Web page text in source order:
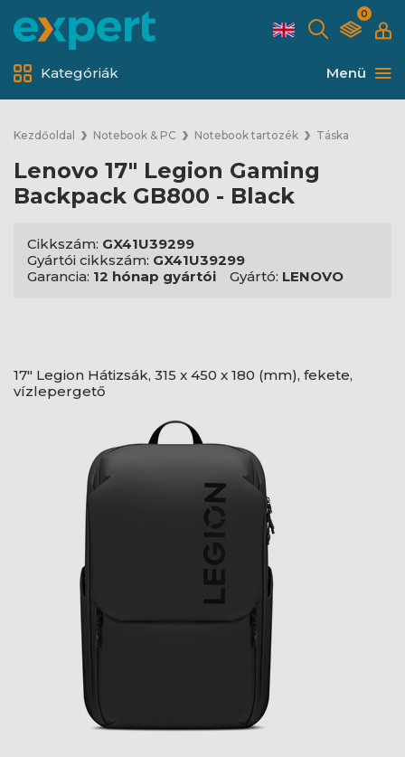
0
Menü
Kategóriák
Kezdőoldal Notebook & PC Notebook tartozék Táska
Lenovo 17" Legion Gaming
Backpack GB800 - Black
Cikkszám: GX41U39299
Gyártói cikkszám: GX41U39299
Garancia: 12 hónap gyártói Gyártó: LENOVO
17" Legion Hátizsák, 315 x 450 x 180 (mm), fekete,
vízlepergető